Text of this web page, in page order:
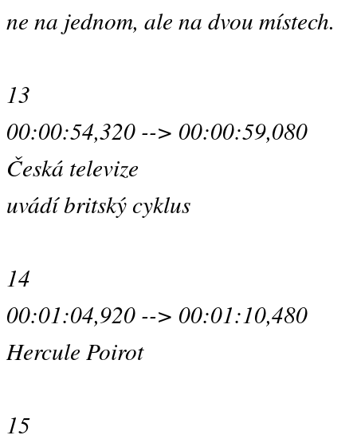
ne na jednom, ale na dvou místech.
13
00:00:54,320 --> 00:00:59,080
Česká televize
uvádí britský cyklus
14
00:01:04,920 --> 00:01:10,480
Hercule Poirot
15